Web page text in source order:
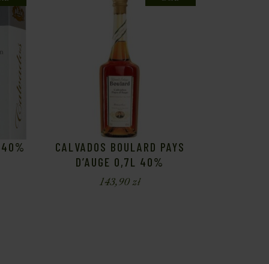
40%
CALVADOS BOULARD PAYS
D’AUGE 0,7L 40%
143,90zł